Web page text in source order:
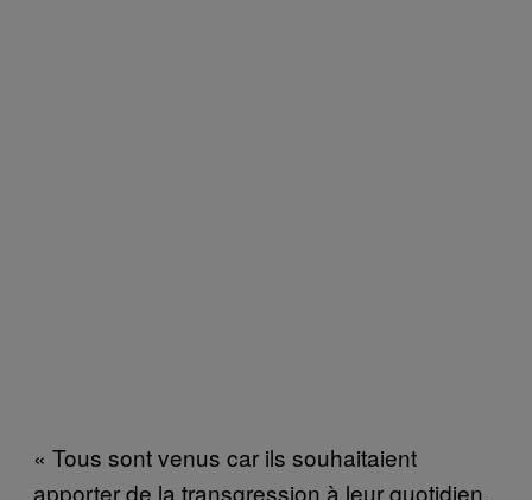
« Tous sont venus car ils souhaitaient
apporter de la transgression à leur quotidien.